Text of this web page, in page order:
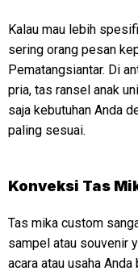
Kalau mau lebih
sering orang pesan
Pematangsiantar. Di
pria, tas ransel anak
saja kebutuhan Anda
paling sesuai.
Konveksi Tas
Tas mika custom
sampel atau souvenir
acara atau usaha